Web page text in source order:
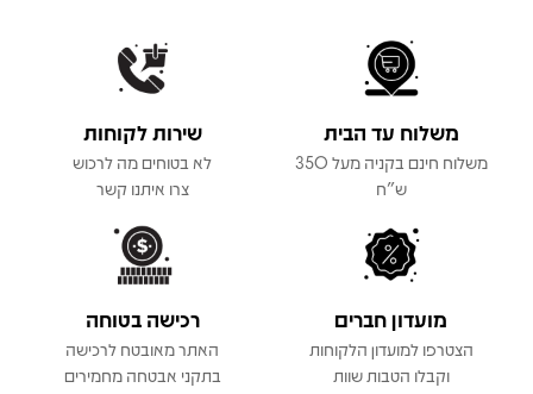
משלוח עד הבית
משלוח חינם בקניה מעל 350
ש"ח
שירות לקוחות
לא בטוחים מה לרכוש
צרו איתנו קשר
מועדון חברים
הצטרפו למועדון הלקוחות
וקבלו הטבות שוות
רכישה בטוחה
האתר מאובטח לרכישה
בתקני אבטחה מחמירים